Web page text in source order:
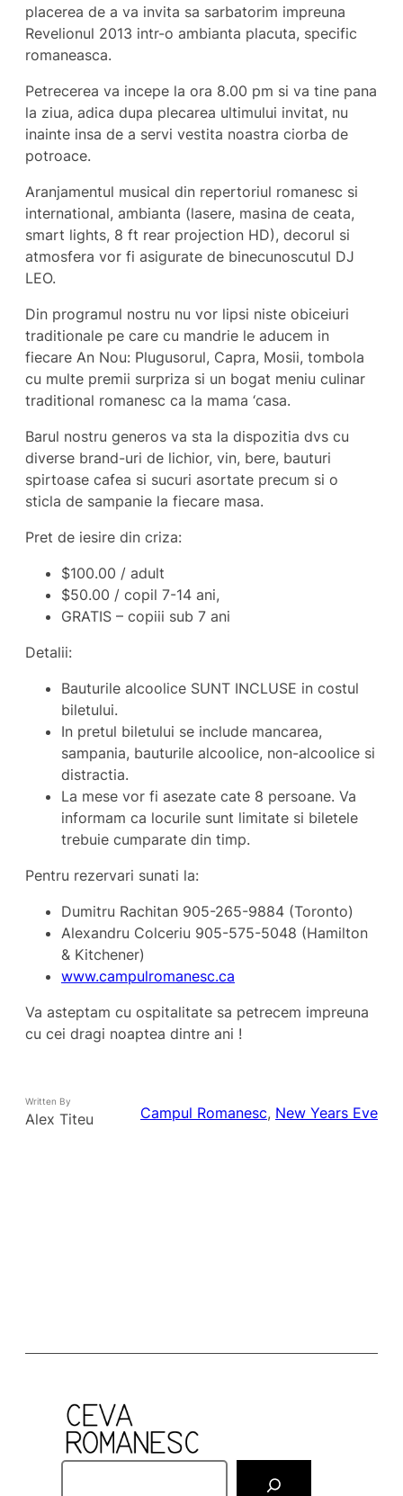
placerea de a va invita sa sarbatorim impreuna
Revelionul 2013 intr-o ambianta placuta, specific
romaneasca.
Petrecerea va incepe la ora 8.00 pm si va tine pana
la ziua, adica dupa plecarea ultimului invitat, nu
inainte insa de a servi vestita noastra ciorba de
potroace.
Aranjamentul musical din repertoriul romanesc si
international, ambianta (lasere, masina de ceata,
smart lights, 8 ft rear projection HD), decorul si
atmosfera vor fi asigurate de binecunoscutul DJ
LEO.
Din programul nostru nu vor lipsi niste obiceiuri
traditionale pe care cu mandrie le aducem in
fiecare An Nou: Plugusorul, Capra, Mosii, tombola
cu multe premii surpriza si un bogat meniu culinar
traditional romanesc ca la mama ‘casa.
Barul nostru generos va sta la dispozitia dvs cu
diverse brand-uri de lichior, vin, bere, bauturi
spirtoase cafea si sucuri asortate precum si o
sticla de sampanie la fiecare masa.
Pret de iesire din criza:
$100.00 / adult
$50.00 / copil 7-14 ani,
GRATIS – copiii sub 7 ani
Detalii:
Bauturile alcoolice SUNT INCLUSE in costul
biletului.
In pretul biletului se include mancarea,
sampania, bauturile alcoolice, non-alcoolice si
distractia.
La mese vor fi asezate cate 8 persoane. Va
informam ca locurile sunt limitate si biletele
trebuie cumparate din timp.
Pentru rezervari sunati la:
Dumitru Rachitan 905-265-9884 (Toronto)
Alexandru Colceriu 905-575-5048 (Hamilton
& Kitchener)
www.campulromanesc.ca
Va asteptam cu ospitalitate sa petrecem impreuna
cu cei dragi noaptea dintre ani !
Written By
Alex Titeu Campul Romanesc, New Years Eve
S